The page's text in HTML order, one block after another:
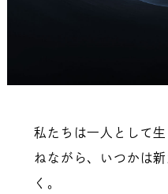
私たちは一人として
ねながら、いつかは
く。